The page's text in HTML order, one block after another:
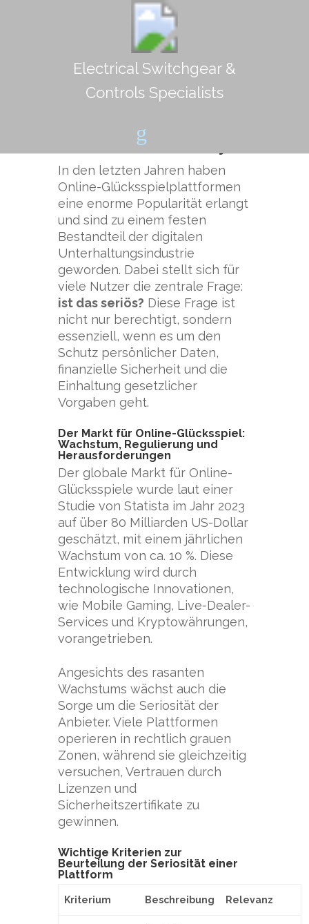
Electrical Switchgear &
Controls Specialists
Vertrauenswürdigkeit
Glücksspielplattformen:
Eine kritische Analyse
In den letzten Jahren haben
Online-Glücksspielplattformen
eine enorme Popularität erlangt
und sind zu einem festen
Bestandteil der digitalen
Unterhaltungsindustrie
geworden. Dabei stellt sich für
viele Nutzer die zentrale Frage:
ist das seriös? Diese Frage ist
nicht nur berechtigt, sondern
essenziell, wenn es um den
Schutz persönlicher Daten,
finanzielle Sicherheit und die
Einhaltung gesetzlicher
Vorgaben geht.
Der Markt für Online-Glücksspiel:
Wachstum, Regulierung und
Herausforderungen
Der globale Markt für Online-
Glücksspiele wurde laut einer
Studie von Statista im Jahr 2023
auf über 80 Milliarden US-Dollar
geschätzt, mit einem jährlichen
Wachstum von ca. 10 %. Diese
Entwicklung wird durch
technologische Innovationen,
wie Mobile Gaming, Live-Dealer-
Services und Kryptowährungen,
vorangetrieben.
Angesichts des rasanten
Wachstums wächst auch die
Sorge um die Seriosität der
Anbieter. Viele Plattformen
operieren in rechtlich grauen
Zonen, während sie gleichzeitig
versuchen, Vertrauen durch
Lizenzen und
Sicherheitszertifikate zu
gewinnen.
Wichtige Kriterien zur
Beurteilung der Seriosität einer
Plattform
Kriterium Beschreibung Relevanz